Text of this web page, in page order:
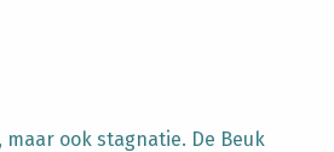
ook stagnatie. De Beuk